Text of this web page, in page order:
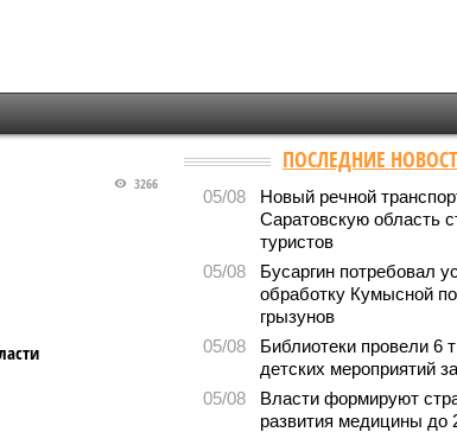
3266
ПОСЛЕДНИЕ
05/08
Новый речной
Саратовскую область
туристов
05/08
Бусаргин потребовал
обработку Кумысной
грызунов
05/08
Библиотеки провели 6
детских мероприятий
05/08
Власти формируют
развития медицины до